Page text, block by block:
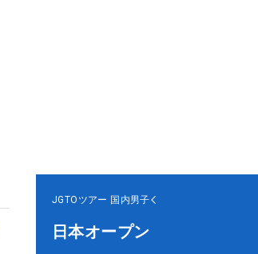
JGTOツアー 国内男子
日本オープン